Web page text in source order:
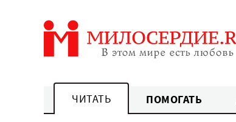
ЧИТАТЬ ПОМОГАТЬ